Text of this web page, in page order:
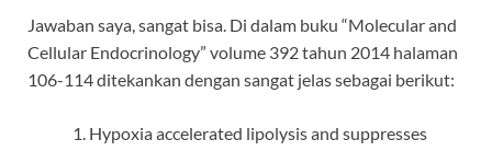
Jawaban saya, sangat bisa. Di dalam buku “Molecular and
Cellular Endocrinology” volume 392 tahun 2014 halaman
106-114 ditekankan dengan sangat jelas sebagai berikut:
Hypoxia accelerated lipolysis and suppresses